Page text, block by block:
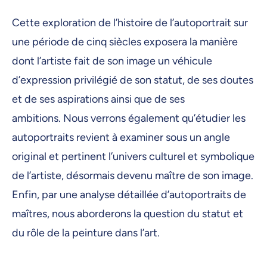
Cette exploration de l’histoire de l’autoportrait sur
une période de cinq siècles exposera la manière
dont l’artiste fait de son image un véhicule
d’expression privilégié de son statut, de ses doutes
et de ses aspirations ainsi que de ses
ambitions. Nous verrons également qu’étudier les
autoportraits revient à examiner sous un angle
original et pertinent l’univers culturel et symbolique
de l’artiste, désormais devenu maître de son image.
Enfin, par une analyse détaillée d’autoportraits de
maîtres, nous aborderons la question du statut et
du rôle de la peinture dans l’art.